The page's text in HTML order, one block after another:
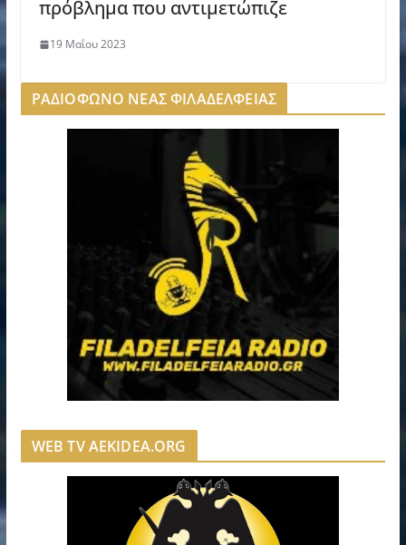
πρόβλημα που αντιμετώπιζε
19 Μαΐου 2023
ΡΑΔΙΟΦΩΝΟ ΝΕΑΣ ΦΙΛΑΔΕΛΦΕΙΑΣ
WEB TV AEKIDEA.ORG